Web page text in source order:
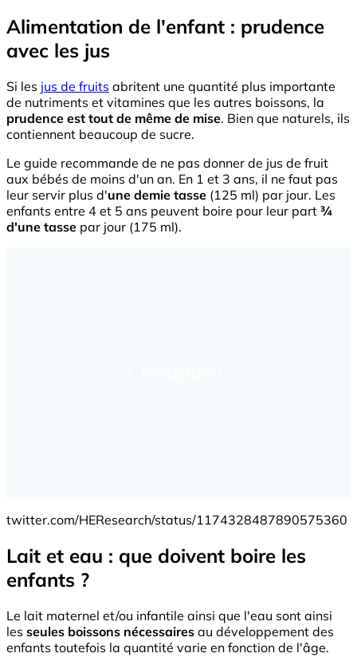
Alimentation de l'enfant : prudence
avec les jus
Si les jus de fruits abritent une quantité plus importante
de nutriments et vitamines que les autres boissons, la
prudence est tout de même de mise. Bien que naturels, ils
contiennent beaucoup de sucre.
Le guide recommande de ne pas donner de jus de fruit
aux bébés de moins d'un an. En 1 et 3 ans, il ne faut pas
leur servir plus d'une demie tasse (125 ml) par jour. Les
enfants entre 4 et 5 ans peuvent boire pour leur part ¾
d'une tasse par jour (175 ml).
twitter.com/HEResearch/status/1174328487890575360
Lait et eau : que doivent boire les
enfants ?
Le lait maternel et/ou infantile ainsi que l'eau sont ainsi
les seules boissons nécessaires au développement des
enfants toutefois la quantité varie en fonction de l'âge.